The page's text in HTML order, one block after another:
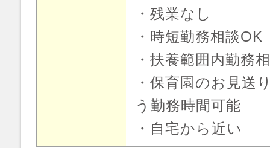
・残業なし
・時短勤務相談OK
・扶養範囲内勤務
・保育園のお見送
う勤務時間可能
・自宅から近い